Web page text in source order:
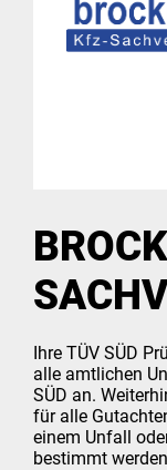
Ihre TÜV SÜD
alle amtlichen
SÜD an.
für alle
einem Unfall
bestimmt